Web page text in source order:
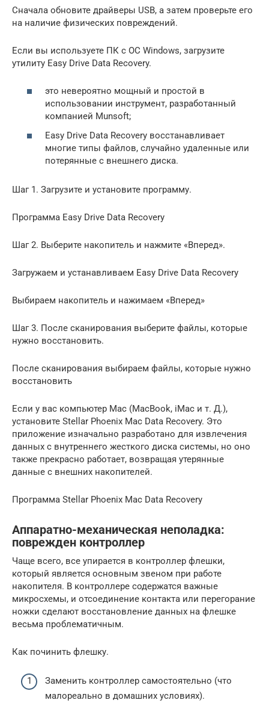
Сначала обновите драйверы USB, а затем проверьте его
на наличие физических повреждений.
Если вы используете ПК с ОС Windows, загрузите
утилиту Easy Drive Data Recovery.
это невероятно мощный и простой в
использовании инструмент, разработанный
компанией Munsoft;
Easy Drive Data Recovery восстанавливает
многие типы файлов, случайно удаленные или
потерянные с внешнего диска.
Шаг 1. Загрузите и установите программу.
Программа Easy Drive Data Recovery
Шаг 2. Выберите накопитель и нажмите «Вперед».
Загружаем и устанавливаем Easy Drive Data Recovery
Выбираем накопитель и нажимаем «Вперед»
Шаг 3. После сканирования выберите файлы, которые
нужно восстановить.
После сканирования выбираем файлы, которые нужно
восстановить
Если у вас компьютер Mac (MacBook, iMac и т. Д.),
установите Stellar Phoenix Mac Data Recovery. Это
приложение изначально разработано для извлечения
данных с внутреннего жесткого диска системы, но оно
также прекрасно работает, возвращая утерянные
данные с внешних накопителей.
Программа Stellar Phoenix Mac Data Recovery
Аппаратно-механическая неполадка:
поврежден контроллер
Чаще всего, все упирается в контроллер флешки,
который является основным звеном при работе
накопителя. В контроллере содержатся важные
микросхемы, и отсоединение контакта или перегорание
ножки сделают восстановление данных на флешке
весьма проблематичным.
Как починить флешку.
Заменить контроллер самостоятельно (что
малореально в домашних условиях).